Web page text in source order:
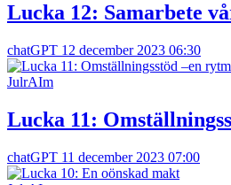
Lucka 12: Samarbete
chatGPT 12 december 2023 06:30
JulrAIm
Lucka 11:
chatGPT 11 december 2023 07:00